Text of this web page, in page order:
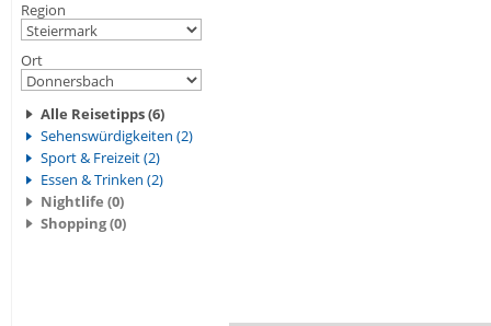
Region
Ort
Alle Reisetipps (6)
Sehenswürdigkeiten (2)
Sport & Freizeit (2)
Essen & Trinken (2)
Nightlife (0)
Shopping (0)